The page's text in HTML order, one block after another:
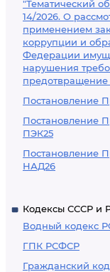
"Тематический
14/2026. О
применением
коррупции и
Федерации
нарушения
Постановление
Постановление
ПЭК25
Постановление
НАД26
Кодексы СССР и
Водный кодекс
ГПК РСФСР
Гражданский